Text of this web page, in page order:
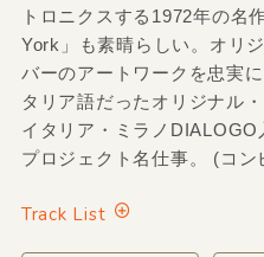
トロニクスする1972年の名
York」も素晴らしい。オリ
バーのアートワークを忠実
タリア語だったオリジナル
イタリア・ミラノ
プロジェクト名仕事。 (コン
Track List